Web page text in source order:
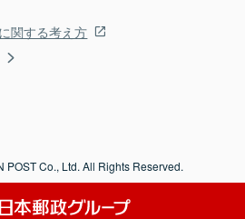
関する考え方
POST Co., Ltd. All Rights Reserved.